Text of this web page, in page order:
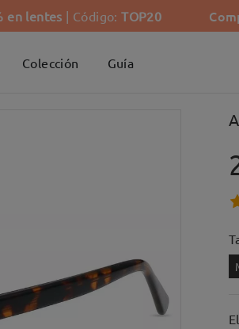
en lentes | Código:TOP20
Colección Guía